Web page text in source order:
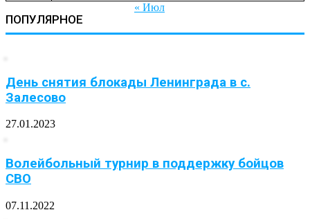
« Июл
ПОПУЛЯРНОЕ
День снятия блокады Ленинграда в с.
Залесово
27.01.2023
Волейбольный турнир в поддержку бойцов
СВО
07.11.2022